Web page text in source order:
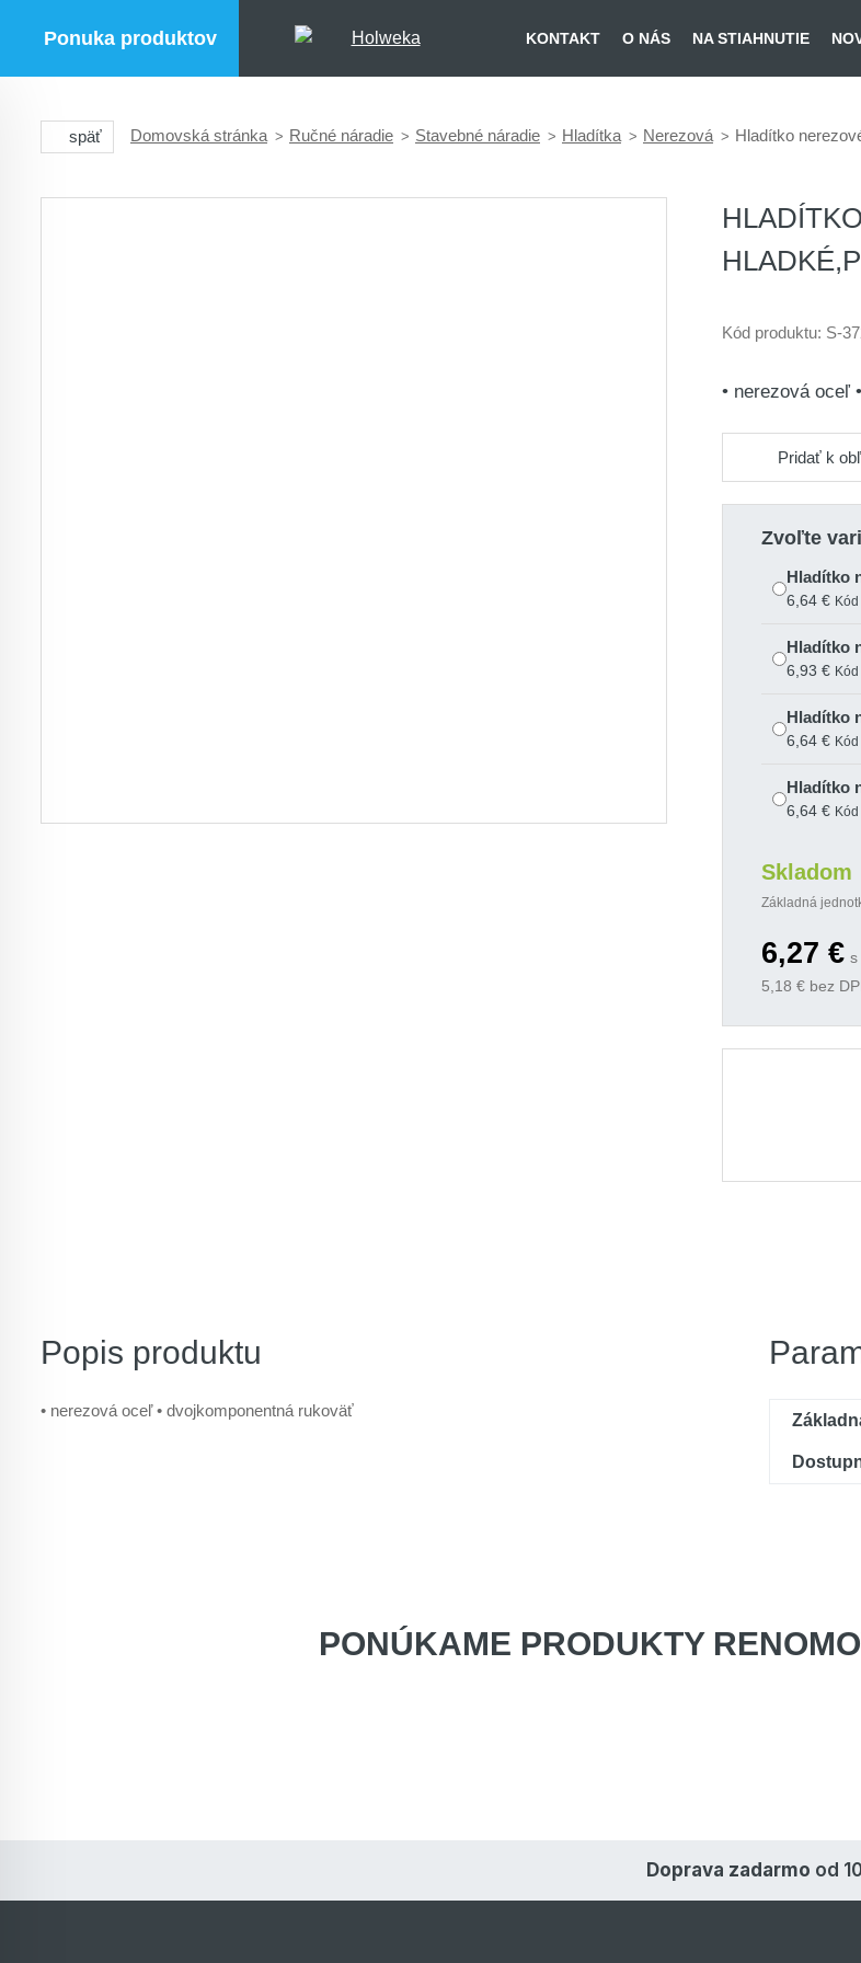
Ponuka produktov KONTAKT O NÁS NA STIAHNUTIE
späť Domovská stránka Ručné náradie Stavebné náradie Hladítka Nerezová Hladítko
Kód produktu: S-
• nerezová oceľ
Pridať k
Zvoľte
Hladítko
6,64 €
Hladítko
6,93 €
Hladítko
6,64 €
Hladítko
6,64 €
6,64 €Kód
6,27 €Kód
Skladom
Základná
6,27 € s
5,18 € bez
Popis produktu
• nerezová oceľ • dvojkomponentná rukoväť
PONÚKAME PRODUKTY
Doprava zadarmo od